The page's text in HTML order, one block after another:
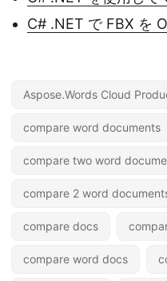
C# .NET で FBX を
Aspose.Words Cloud
compare word documents
compare two word
compare 2 word
compare docs
compare word docs